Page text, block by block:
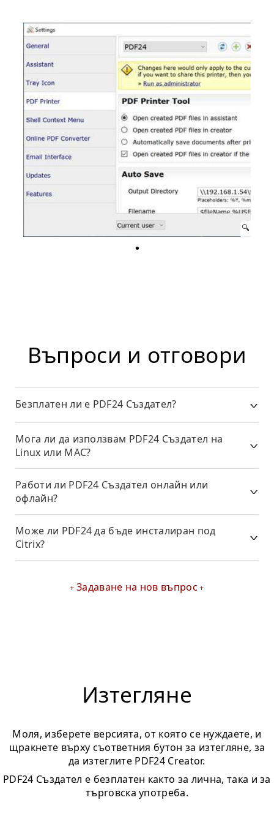
Въпроси и отговори
Безплатен ли е PDF24 Създател?
Мога ли да използвам PDF24 Създател на
Linux или MAC?
Работи ли PDF24 Създател онлайн или
офлайн?
Може ли PDF24 да бъде инсталиран под
Citrix?
Задаване на нов въпрос
Изтегляне
Моля, изберете версията, от която се нуждаете, и
щракнете върху съответния бутон за изтегляне, за
да изтеглите PDF24 Creator.
PDF24 Създател е безплатен както за лична, така и за
търговска употреба.